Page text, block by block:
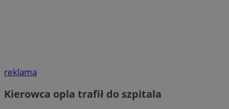
reklama
Kierowca opla trafił do szpitala